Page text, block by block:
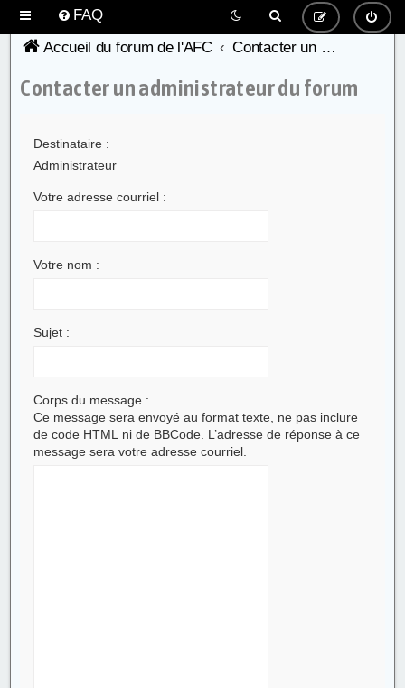
FAQ
Accueil du forum de l'AFC
Contacter un administrateur du forum
Contacter un administrateur du forum
Destinataire :
Administrateur
Votre adresse courriel :
Votre nom :
Sujet :
Corps du message :
Ce message sera envoyé au format texte, ne pas inclure
de code HTML ni de BBCode. L’adresse de réponse à ce
message sera votre adresse courriel.